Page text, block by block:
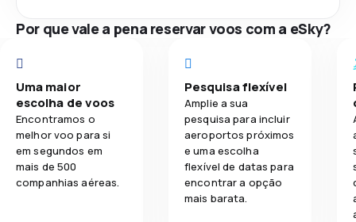
Por que vale a pena reservar voos com a eSky?
Uma maior
escolha de voos
Encontramos o
melhor voo para si
em segundos em
mais de 500
companhias aéreas.
Pesquisa flexível
Amplie a sua
pesquisa para incluir
aeroportos próximos
e uma escolha
flexível de datas para
encontrar a opção
mais barata.